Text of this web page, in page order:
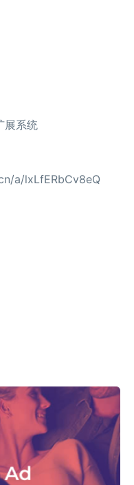
展系统
a/lxLfERbCv8eQ